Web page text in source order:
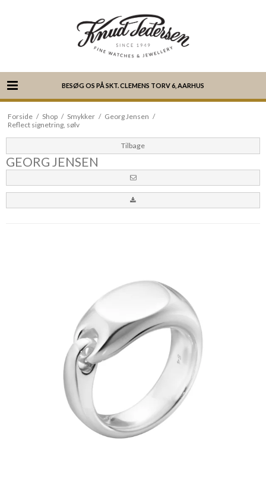
BESØG OS PÅ SKT. CLEMENS TORV 6, AARHUS
Forside / Shop / Smykker / Georg Jensen /
Reflect signetring, sølv
Tilbage
GEORG JENSEN